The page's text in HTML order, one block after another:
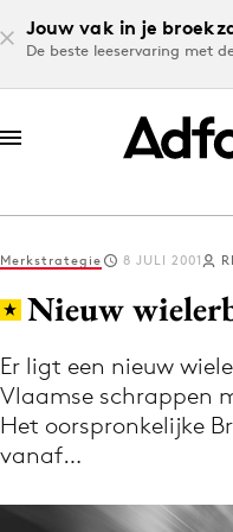
Jouw vak in je
De beste leeservaring met
Log in
Volg het laatste
Merkstrategie 8 JULI 2001
Nieuw
Er ligt een nieuw
Vlaamse schrappen
Het oorspronkelijke
vanaf…